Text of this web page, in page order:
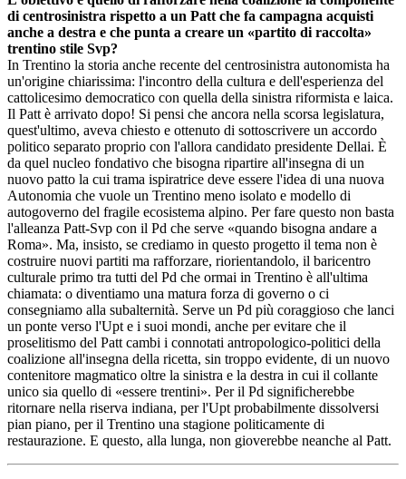
di centrosinistra rispetto a un Patt che fa campagna acquisti
anche a destra e che punta a creare un «partito di raccolta»
trentino stile Svp?
In Trentino la storia anche recente del centrosinistra autonomista ha
un'origine chiarissima: l'incontro della cultura e dell'esperienza del
cattolicesimo democratico con quella della sinistra riformista e laica.
Il Patt è arrivato dopo! Si pensi che ancora nella scorsa legislatura,
quest'ultimo, aveva chiesto e ottenuto di sottoscrivere un accordo
politico separato proprio con l'allora candidato presidente Dellai. È
da quel nucleo fondativo che bisogna ripartire all'insegna di un
nuovo patto la cui trama ispiratrice deve essere l'idea di una nuova
Autonomia che vuole un Trentino meno isolato e modello di
autogoverno del fragile ecosistema alpino. Per fare questo non basta
l'alleanza Patt-Svp con il Pd che serve «quando bisogna andare a
Roma». Ma, insisto, se crediamo in questo progetto il tema non è
costruire nuovi partiti ma rafforzare, riorientandolo, il baricentro
culturale primo tra tutti del Pd che ormai in Trentino è all'ultima
chiamata: o diventiamo una matura forza di governo o ci
consegniamo alla subalternità. Serve un Pd più coraggioso che lanci
un ponte verso l'Upt e i suoi mondi, anche per evitare che il
proselitismo del Patt cambi i connotati antropologico-politici della
coalizione all'insegna della ricetta, sin troppo evidente, di un nuovo
contenitore magmatico oltre la sinistra e la destra in cui il collante
unico sia quello di «essere trentini». Per il Pd significherebbe
ritornare nella riserva indiana, per l'Upt probabilmente dissolversi
pian piano, per il Trentino una stagione politicamente di
restaurazione. E questo, alla lunga, non gioverebbe neanche al Patt.